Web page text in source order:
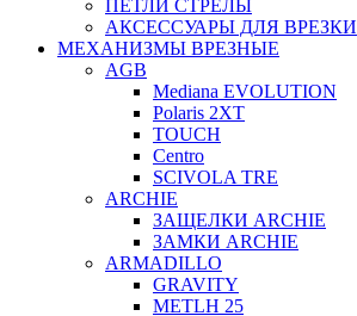
ПЕТЛИ СТРЕЛЫ
АКСЕССУАРЫ ДЛЯ ВРЕЗКИ
МЕХАНИЗМЫ ВРЕЗНЫЕ
AGB
Mediana EVOLUTION
Polaris 2XT
TOUCH
Centro
SCIVOLA TRE
ARCHIE
ЗАЩЕЛКИ ARCHIE
ЗАМКИ ARCHIE
ARMADILLO
GRAVITY
METLH 25